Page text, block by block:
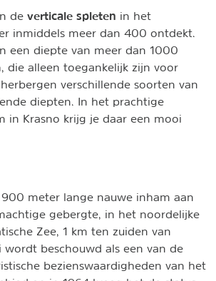
de verticale spleten in het
inmiddels meer dan 400 ontdekt.
een diepte van meer dan 1000
die alleen toegankelijk zijn voor
verschillende soorten van
diepten. In het prachtige
in Krasno krijg je daar een mooi
900 meter lange nauwe inham aan
gebergte, in het noordelijke
Zee, 1 km ten zuiden van
wordt beschouwd als een van de
bezienswaardigheden van het